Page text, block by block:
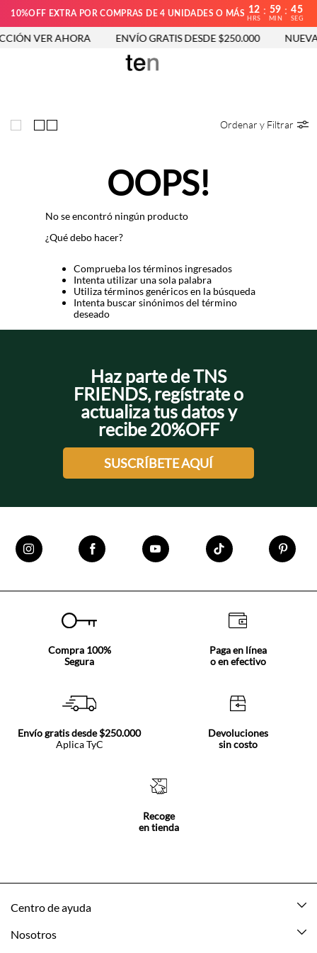
10%OFF EXTRA POR COMPRAS DE 4 UNIDADES O MÁS 12
HRS
: 59
MIN
: 45
SEG
VER AHORA ENVÍO GRATIS DESDE $250.000
Ordenar y Filtrar
OOPS!
No se encontró ningún producto
¿Qué debo hacer?
Comprueba los términos ingresados
Intenta utilizar una sola palabra
Utiliza términos genéricos en la búsqueda
Intenta buscar sinónimos del término
deseado
Haz parte de TNS
FRIENDS, regístrate o
actualiza tus datos y
recibe 20%OFF
SUSCRÍBETE AQUÍ
Compra 100%
Segura
Paga en línea
o en efectivo
Envío gratis desde $250.000
Aplica TyC
Devoluciones
sin costo
Recoge
en tienda
Centro de ayuda
Mis pedidos
Nosotros